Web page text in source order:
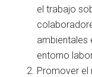
el trabajo
ambientales
entorno
Promover el